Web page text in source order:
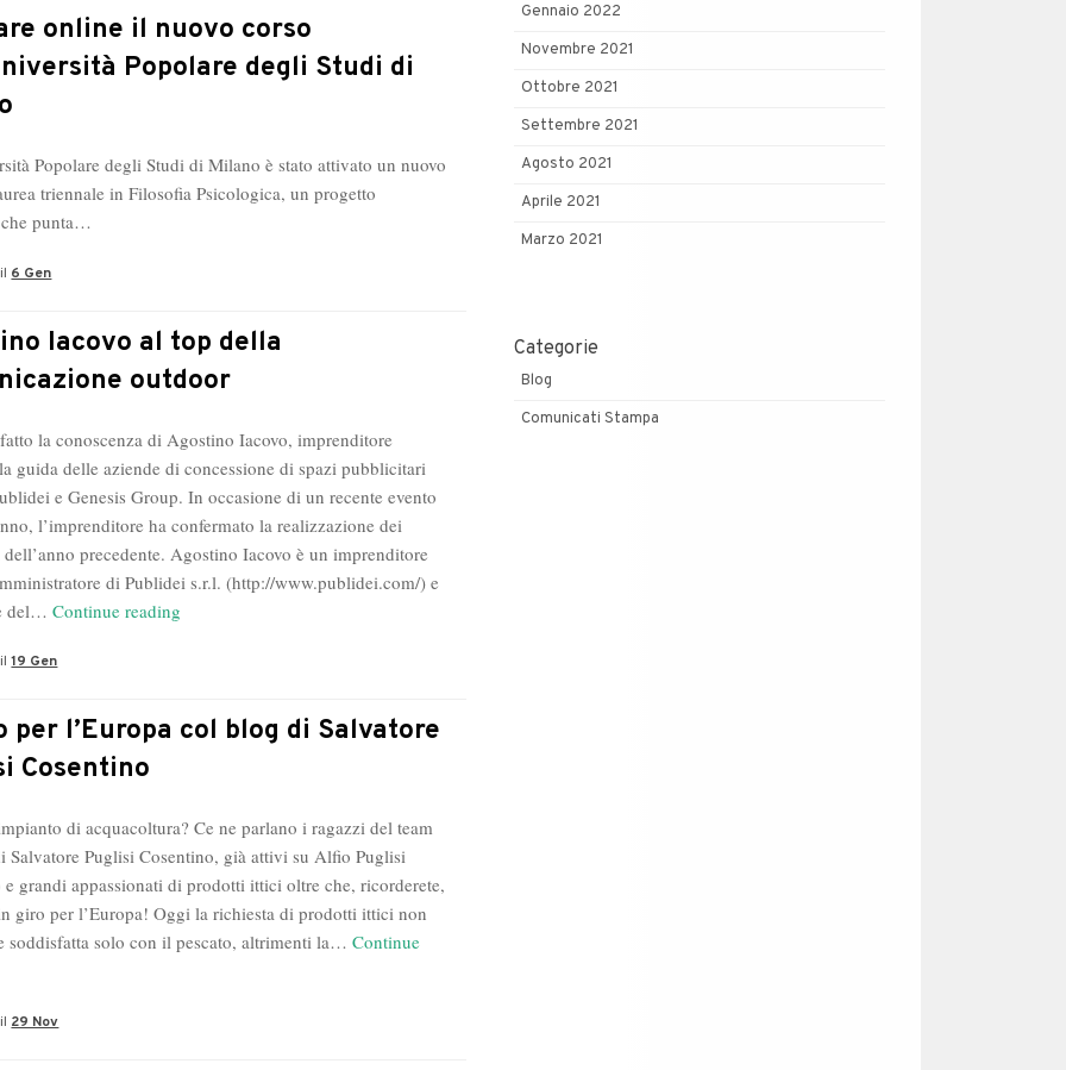
online il nuovo corso
Popolare degli Studi di
Popolare degli Studi di Milano è stato attivato un nuovo
triennale in Filosofia Psicologica, un progetto
punta…
6 Gen
Iacovo al top della
outdoor
la conoscenza di Agostino Iacovo, imprenditore
guida delle aziende di concessione di spazi pubblicitari
e Genesis Group. In occasione di un recente evento
l’imprenditore ha confermato la realizzazione dei
precedente. Agostino Iacovo è un imprenditore
di Publidei s.r.l. (http://www.publidei.com/) e
del…Continue reading
della
comunicazione
il19 Gen
per l’Europa col blog di Salvatore
Cosentino
di acquacoltura? Ce ne parlano i ragazzi del team
Salvatore Puglisi Cosentino, già attivi su Alfio Puglisi
e grandi appassionati di prodotti ittici oltre che, ricorderete,
giro per l’Europa! Oggi la richiesta di prodotti ittici non
soddisfatta solo con il pescato, altrimenti la…Continue
29 Nov
Gennaio 2022
Novembre 2021
Ottobre 2021
Settembre 2021
Agosto 2021
Aprile 2021
Marzo 2021
Categorie
Blog
Comunicati Stampa